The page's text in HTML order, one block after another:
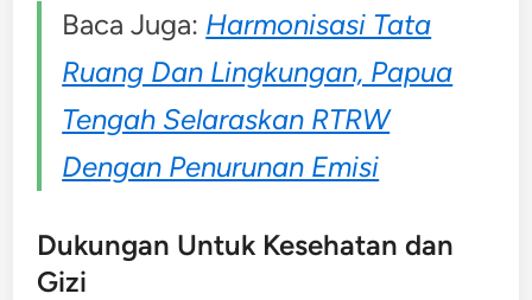
Baca Juga: Harmonisasi Tata
Ruang Dan Lingkungan, Papua
Tengah Selaraskan RTRW
Dengan Penurunan Emisi
Dukungan Untuk Kesehatan dan
Gizi